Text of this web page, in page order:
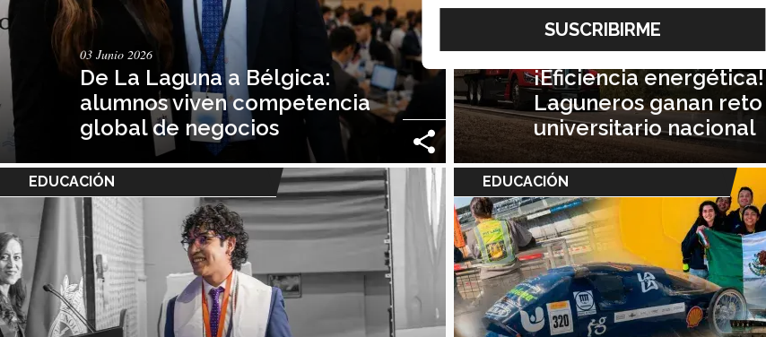
03 Junio 2026
De La Laguna a Bélgica:
alumnos viven competencia
global de negocios
EDUCACIÓN
30 Junio 2026
¡Eficiencia energética!
Laguneros ganan reto
universitario nacional
EDUCACIÓN